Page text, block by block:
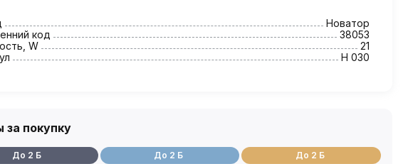
Новатор
код
38053
W
21
Н 030
за покупку
До 2 Б
До 2 Б
До 2 Б